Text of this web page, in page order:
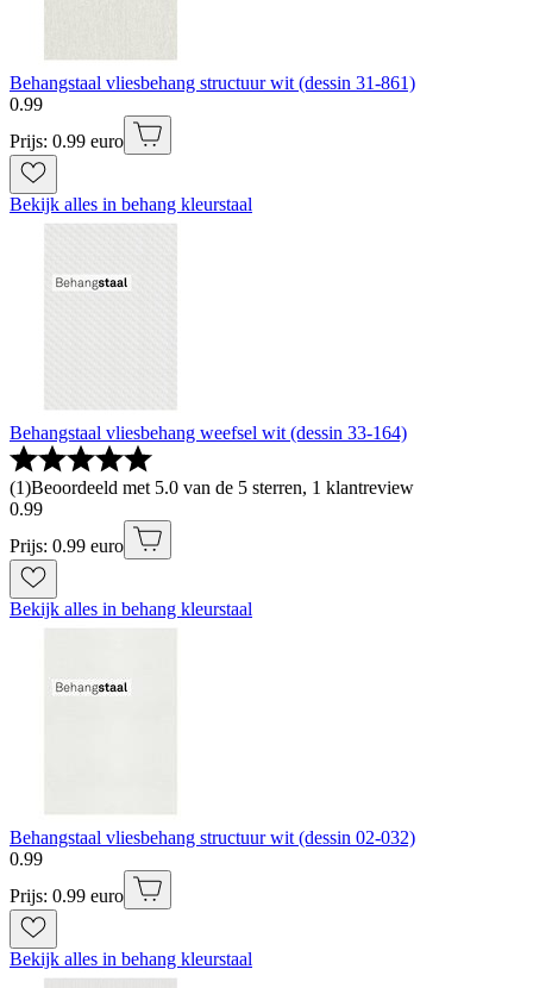
Behangstaal vliesbehang structuur wit (dessin 31-861)
0.99
Prijs: 0.99 euro
Bekijk alles in behang kleurstaal
Behangstaal vliesbehang weefsel wit (dessin 33-164)
(1)Beoordeeld met 5.0 van de 5 sterren, 1 klantreview
0.99
Prijs: 0.99 euro
Bekijk alles in behang kleurstaal
Behangstaal vliesbehang structuur wit (dessin 02-032)
0.99
Prijs: 0.99 euro
Bekijk alles in behang kleurstaal